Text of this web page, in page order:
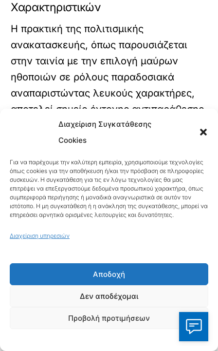
Διαχείριση Συγκατάθεσης
Cookies
Για να παρέχουμε την καλύτερη εμπειρία, χρησιμοποιούμε τεχνολογίες
όπως cookies για την αποθήκευση ή/και την πρόσβαση σε πληροφορίες
συσκευών. Η συγκατάθεση για τις εν λόγω τεχνολογίες θα μας
επιτρέψει να επεξεργαστούμε δεδομένα προσωπικού χαρακτήρα, όπως
συμπεριφορά περιήγησης ή μοναδικά αναγνωριστικά σε αυτόν τον
ιστότοπο. Η μη συγκατάθεση ή η ανάκληση της συγκατάθεσης, μπορεί να
επηρεάσει αρνητικά ορισμένες λειτουργίες και δυνατότητες.
Διαχείριση υπηρεσιών
Αποδοχή
Δεν αποδέχομαι
Προβολή προτιμήσεων
Χαρακτηριστικών
Η πρακτική της πολιτισμικής
ανακατασκευής, όπως παρουσιάζεται
στην ταινία με την επιλογή μαύρων
ηθοποιών σε ρόλους παραδοσιακά
αναπαριστώντας λευκούς χαρακτήρες,
αποτελεί σημείο έντονης αντιπαράθεσης.
Η Λουπίτα Νιόνγκο εξηγεί πως τέτοιες
επιλογές γίνονται για να αναδείξουν
διαφορετικές πολιτισμικές προσεγγίσεις
και να δώσουν φωνή σε παραδοσιακά
υποεκπροσωπούμενες ομάδες.
Αντιθέτως, οι επικριτές τονίζουν ότι
τέτοιες αλλαγές δεν πρέπει να γίνονται
αλήθειας, ειδικά όταν αφορά
πολιτισμούς με τόσο βαθιά και
καθοριστική επίδραση στην παγκόσμια
ιστορία, όπως ο ελληνικός και ο δυτικός